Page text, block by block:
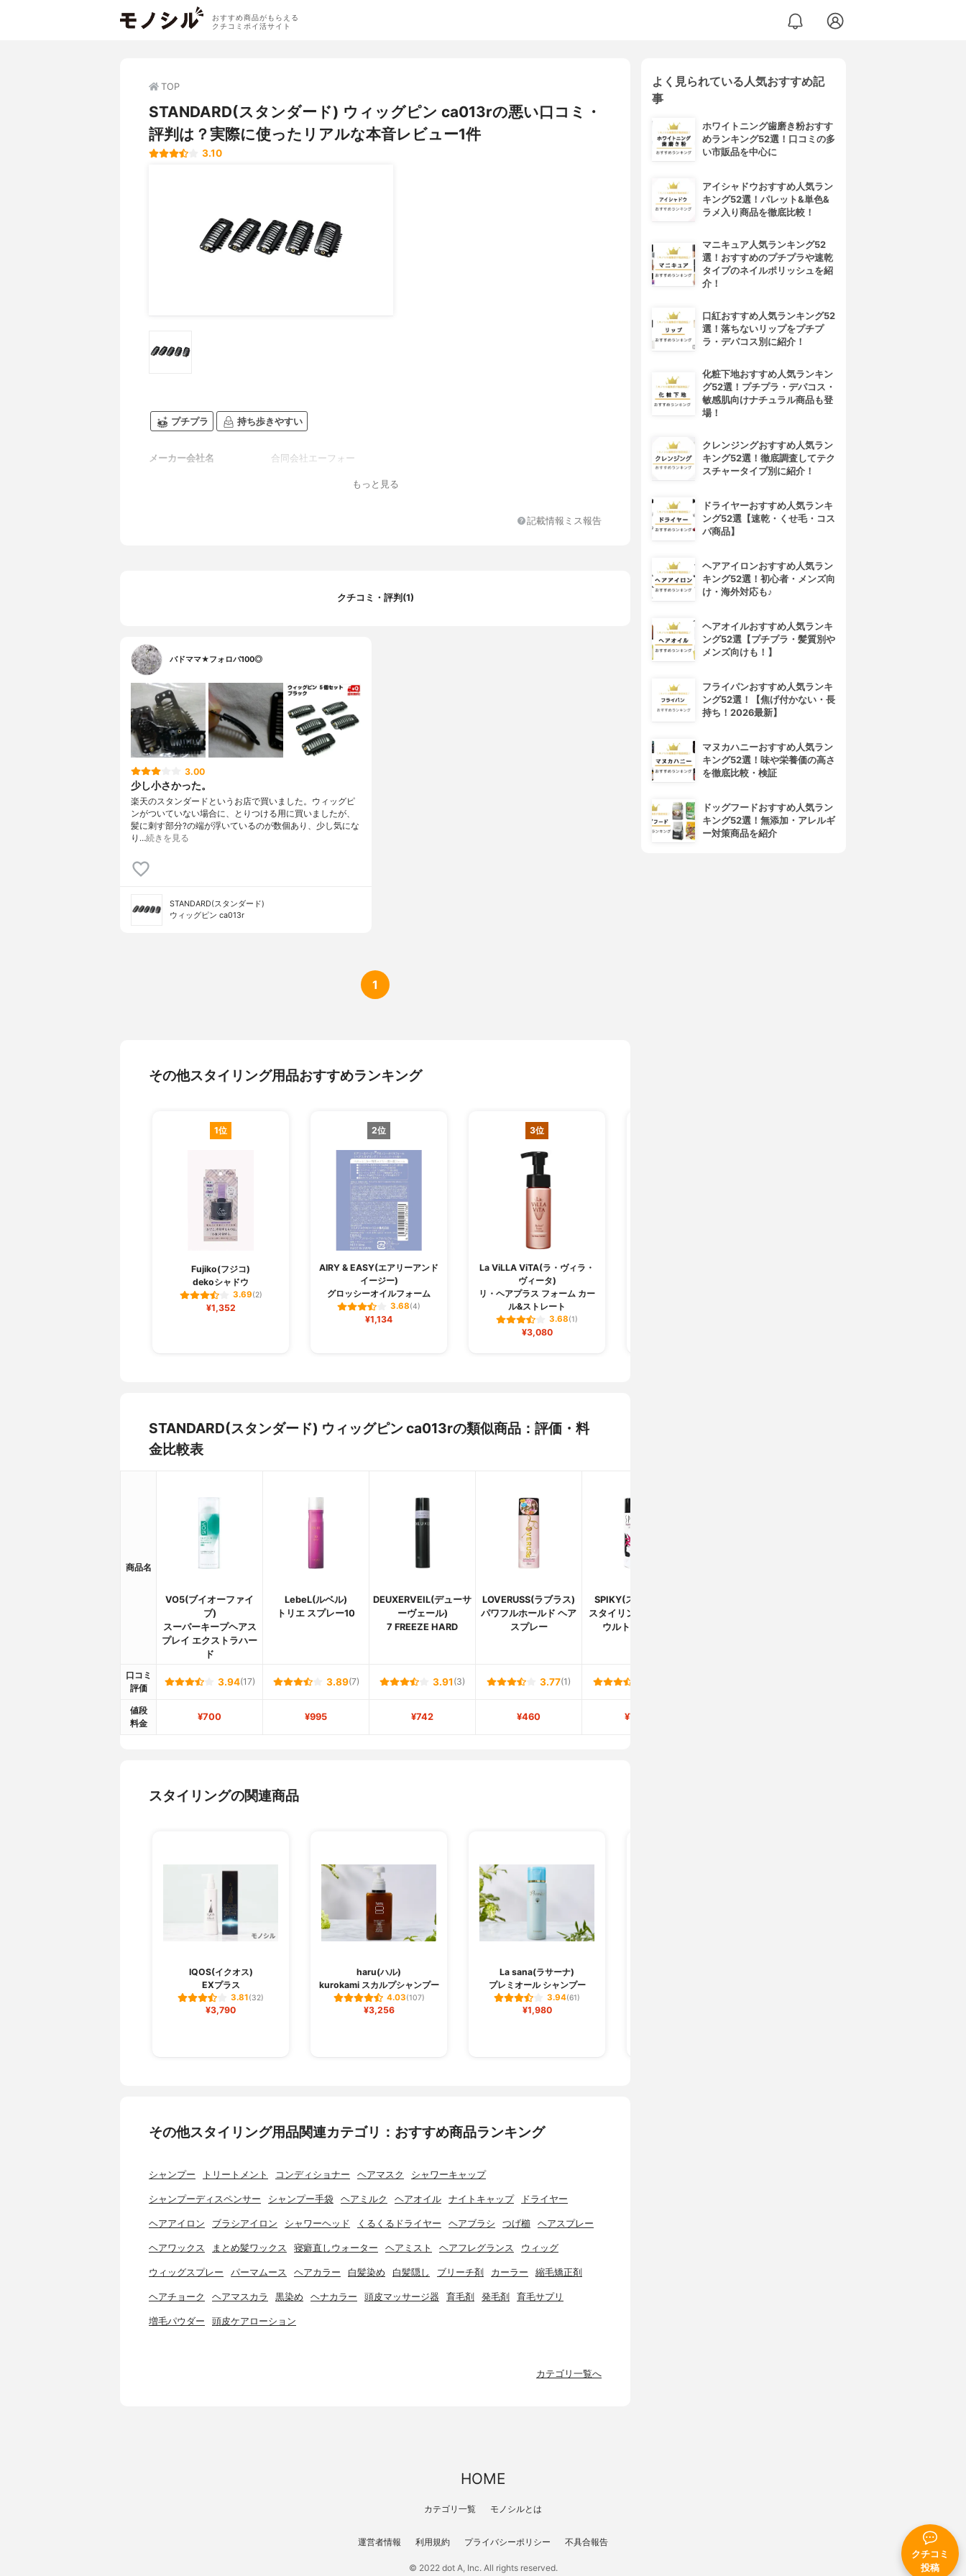
おすすめ商品がもらえる
クチコミポイ活サイト
クチコミ
投稿
TOP
STANDARD(スタンダード) ウィッグピン ca013rの悪い口コミ・
評判は？実際に使ったリアルな本音レビュー1件
3.10
プチプラ 持ち歩きやすい
メーカー会社名 合同会社エーフォー
もっと見る
記載情報ミス報告
クチコミ・評判(1)
バドママ★フォロバ100◎
3.00
少し小さかった。
楽天のスタンダードというお店で買いました。ウィッグピ
ンがついていない場合に、とりつける用に買いましたが、
髪に刺す部分?の端が浮いているのが数個あり、少し気にな
り…続きを見る
STANDARD(スタンダード)
ウィッグピン ca013r
1
その他スタイリング用品おすすめランキング
1位
Fujiko(フジコ)
dekoシャドウ
3.69(2)
¥1,352
2位
AIRY & EASY(エアリーアンド
イージー)
グロッシーオイルフォーム
3.68(4)
¥1,134
3位
La ViLLA ViTA(ラ・ヴィラ・
ヴィータ)
リ・ヘアプラス フォーム カー
ル&ストレート
3.68(1)
¥3,080
STANDARD(スタンダード) ウィッグピン ca013rの類似商品：評価・料
金比較表
商品名
VO5(ブイオーファイ
ブ)
スーパーキープヘアス
プレイ エクストラハー
ド
LebeL(ルベル)
トリエ スプレー10
DEUXERVEIL(デューサ
ーヴェール)
7 FREEZE HARD
LOVERUSS(ラブラス)
パワフルホールド ヘア
スプレー
SPIKY(スパイキー)
スタイリングスプレー
ウルトラハード
口コミ
評価
3.94(17) 3.89(7) 3.91 (3) 3.77(1)
値段
料金
¥700 ¥995 ¥742 ¥460 ¥713
スタイリングの関連商品
IQOS(イクオス)
EXプラス
3.81(32)
¥3,790
haru(ハル)
kurokami スカルプシャンプー
4.03(107)
¥3,256
La sana(ラサーナ)
プレミオール シャンプー
3.94(61)
¥1,980
その他スタイリング用品関連カテゴリ：おすすめ商品ランキング
シャンプー トリートメント コンディショナー ヘアマスク シャワーキャップ
シャンプーディスペンサー シャンプー手袋 ヘアミルク ヘアオイル ナイトキャップ ドライヤー
ヘアアイロン ブラシアイロン シャワーヘッド くるくるドライヤー ヘアブラシ つげ櫛 ヘアスプレー
ヘアワックス まとめ髪ワックス 寝癖直しウォーター ヘアミスト ヘアフレグランス ウィッグ
ウィッグスプレー パーマムース ヘアカラー 白髪染め 白髪隠し ブリーチ剤 カーラー 縮毛矯正剤
ヘアチョーク ヘアマスカラ 黒染め ヘナカラー 頭皮マッサージ器 育毛剤 発毛剤 育毛サプリ
増毛パウダー 頭皮ケアローション
カテゴリ一覧へ
よく見られている人気おすすめ記
事
ホワイトニング歯磨き粉おすす
めランキング52選！口コミの多
い市販品を中心に
アイシャドウおすすめ人気ラン
キング52選！パレット&単色&
ラメ入り商品を徹底比較！
マニキュア人気ランキング52
選！おすすめのプチプラや速乾
タイプのネイルポリッシュを紹
介！
口紅おすすめ人気ランキング52
選！落ちないリップをプチプ
ラ・デパコス別に紹介！
化粧下地おすすめ人気ランキン
グ52選！プチプラ・デパコス・
敏感肌向けナチュラル商品も登
場！
クレンジングおすすめ人気ラン
キング52選！徹底調査してテク
スチャータイプ別に紹介！
ドライヤーおすすめ人気ランキ
ング52選【速乾・くせ毛・コス
パ商品】
ヘアアイロンおすすめ人気ラン
キング52選！初心者・メンズ向
け・海外対応も♪
ヘアオイルおすすめ人気ランキ
ング52選【プチプラ・髪質別や
メンズ向けも！】
フライパンおすすめ人気ランキ
ング52選！【焦げ付かない・長
持ち！2026最新】
マヌカハニーおすすめ人気ラン
キング52選！味や栄養価の高さ
を徹底比較・検証
ドッグフードおすすめ人気ラン
キング52選！無添加・アレルギ
ー対策商品を紹介
HOME
カテゴリ一覧 モノシルとは
運営者情報 利用規約 プライバシーポリシー 不具合報告
© 2022 dot A, Inc. All rights reserved.